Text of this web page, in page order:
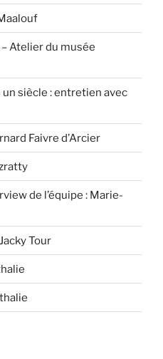
Atelier du musée
siècle : entretien avec
Faivre d’Arcier
de l’équipe : Marie-
Tour